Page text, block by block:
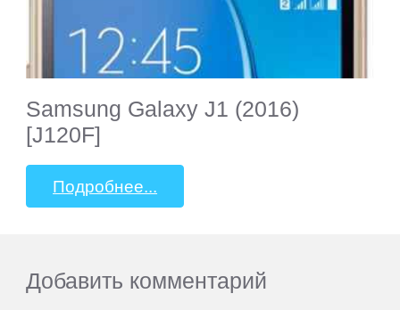
Samsung Galaxy J1 (2016)
[J120F]
Подробнее...
Добавить комментарий